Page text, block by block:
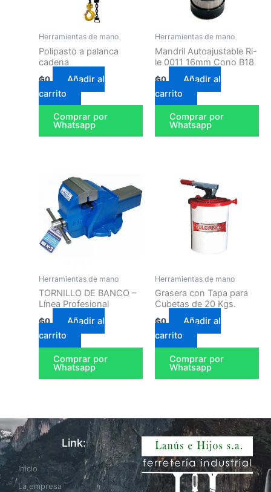
Herramientas de mano
Polipasto a palanca
cadena
₲0
Añadir al
carrito
Comprar por
Whatsapp
Herramientas de mano
Mandril Autoajustable Ri-
le 0011 16mm Cono B18
₲0
Añadir al
carrito
Comprar por
Whatsapp
Herramientas de mano
TORNILLO DE BANCO –
Línea Profesional
₲0
Añadir al
carrito
Comprar por
Whatsapp
Herramientas de mano
Grasera con Tapa para
Cubetas de 20 Kgs.
₲0
Añadir al
carrito
Comprar por
Whatsapp
Link:
Inicio
La empresa